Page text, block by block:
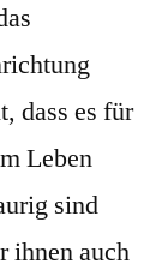
dass es für
Leben
sind
ihnen auch